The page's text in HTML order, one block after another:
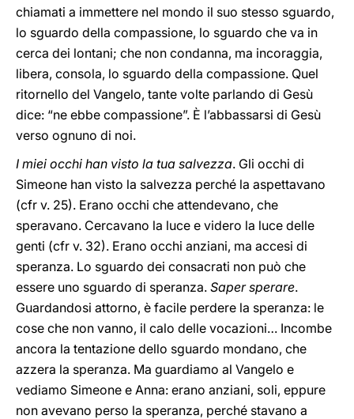
chiamati a immettere nel mondo il suo stesso sguardo,
lo sguardo della compassione, lo sguardo che va in
cerca dei lontani; che non condanna, ma incoraggia,
libera, consola, lo sguardo della compassione. Quel
ritornello del Vangelo, tante volte parlando di Gesù
dice: “ne ebbe compassione”. È l’abbassarsi di Gesù
verso ognuno di noi.
I miei occhi han visto la tua salvezza. Gli occhi di
Simeone han visto la salvezza perché la aspettavano
(cfr v. 25). Erano occhi che attendevano, che
speravano. Cercavano la luce e videro la luce delle
genti (cfr v. 32). Erano occhi anziani, ma accesi di
speranza. Lo sguardo dei consacrati non può che
essere uno sguardo di speranza. Saper sperare.
Guardandosi attorno, è facile perdere la speranza: le
cose che non vanno, il calo delle vocazioni… Incombe
ancora la tentazione dello sguardo mondano, che
azzera la speranza. Ma guardiamo al Vangelo e
vediamo Simeone e Anna: erano anziani, soli, eppure
non avevano perso la speranza, perché stavano a